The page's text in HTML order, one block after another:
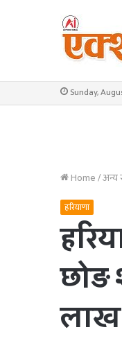
Sunday,
Home/अन्य
हरियाणा
छोड़